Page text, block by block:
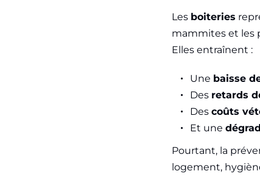
Les boiteries
mammites et les
Elles entraînent :
Une baisse
Des retards
Des coûts
Et une
Pourtant, la
logement,